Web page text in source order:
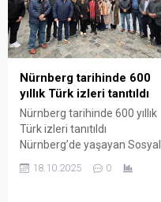
Nürnberg tarihinde 600
yıllık Türk izleri tanıtıldı
Nürnberg tarihinde 600 yıllık
Türk izleri tanıtıldı
Nürnberg’de yaşayan Sosyal
ve Ekonomi Araştırmacısı
İsmail Akpınar’ın
18.10.2025 0